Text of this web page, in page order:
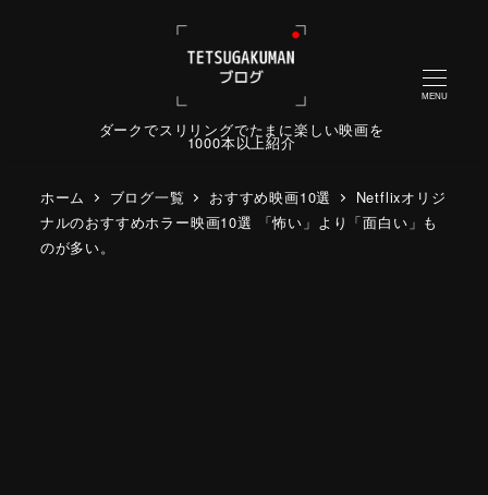
ダークでスリリングでたまに楽しい映画を
1000本以上紹介
MENU
ホーム ブログ一覧 おすすめ映画10選
Netflixオリジ
ナルのおすすめホラー映画10選 「怖い」より「面白い」も
のが多い。